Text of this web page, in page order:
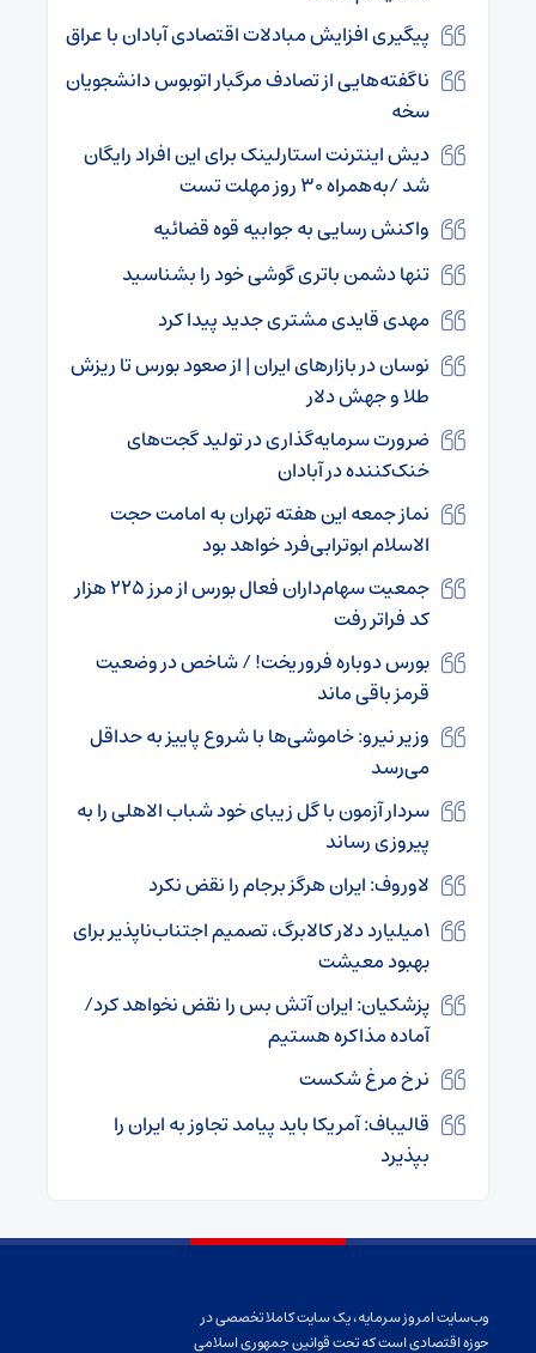
پیگیری افزایش مبادلات اقتصادی آبادان با عراق
ناگفته‌هایی از تصادف مرگبار اتوبوس دانشجویان
سخه
دیش اینترنت استارلینک برای این افراد رایگان
شد /به‌همراه ۳۰ روز مهلت تست
واکنش رسایی به جوابیه قوه قضائیه
تنها دشمن باتری گوشی خود را بشناسید
مهدی قایدی مشتری جدید پیدا کرد
نوسان در بازارهای ایران | از صعود بورس تا ریزش
طلا و جهش دلار
ضرورت سرمایه‌گذاری در تولید گجت‌های
خنک‌کننده در آبادان
نماز جمعه این هفته تهران به امامت حجت
الاسلام ابوترابی‌فرد خواهد بود
جمعیت سهام‌داران فعال بورس از مرز ۲۲۵ هزار
کد فراتر رفت
بورس دوباره فروریخت! / شاخص در وضعیت
قرمز باقی ماند
وزیر نیرو: خاموشی‌ها با شروع پاییز به حداقل
می‌رسد
سردار آزمون با گل زیبای خود شباب الاهلی را به
پیروزی رساند
لاوروف: ایران هرگز برجام را نقض نکرد
۱میلیارد دلار کالابرگ، تصمیم اجتناب‌ناپذیر برای
بهبود معیشت
پزشکیان: ایران آتش بس را نقض نخواهد کرد/
آماده مذاکره هستیم
نرخ مرغ شکست
قالیباف: آمریکا باید پیامد تجاوز به ایران را
بپذیرد
وب‌سایت امروز سرمایه، یک سایت کاملا تخصصی در
حوزه اقتصادی است که تحت قوانین جمهوری اسلامی